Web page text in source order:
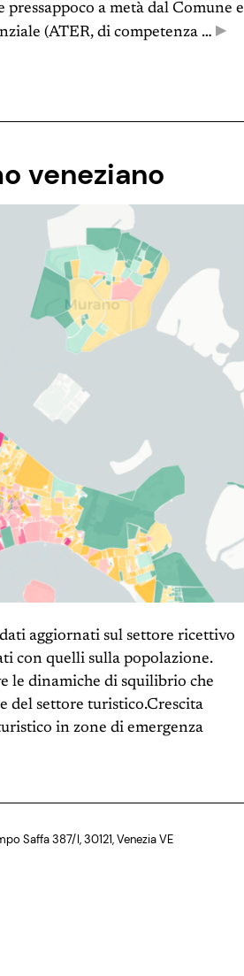
a metà dal Comune e
(ATER, di competenza … ▶
veneziano
aggiornati sul settore ricettivo
con quelli sulla popolazione.
le dinamiche di squilibrio che
del settore turistico.Crescita
in zone di emergenza
Saffa 387/I, 30121, Venezia VE